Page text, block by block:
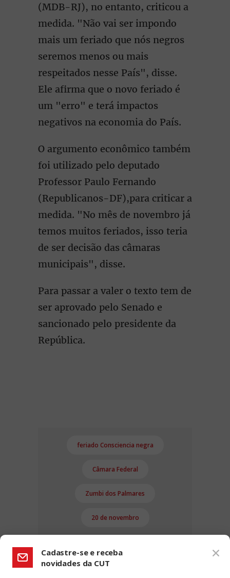
(MDB-RJ), no entanto, criticou a
medida. "Não vai ser impondo
mais um feriado que nós negros
seremos menos ou mais
respeitados nesse País", disse.
Ele afirma que o novo feriado é
um "erro" e terá impactos
negativos na economia do País.
O argumento econômico também
foi utilizado pelo deputado
Professor Paulo Fernando
(Republicanos-DF),para criticar a
medida. "No mês de novembro já
temos muitos feriados, isso teria
de ser decisão das câmaras
municipais", disse.
Para passar a valer o texto tem de
ser aprovado pelo Senado e
sancionado pelo presidente da
República.
feriado Consciencia negra
Câmara Federal
Zumbi dos Palmares
20 de novembro
Cadastre-se e receba
novidades da CUT